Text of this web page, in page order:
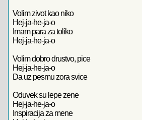
Volim zivot kao niko
Hej-ja-he-ja-o
Imam para za toliko
Hej-ja-he-ja-o
Volim dobro drustvo, pice
Hej-ja-he-ja-o
Da uz pesmu zora svice
Oduvek su lepe zene
Hej-ja-he-ja-o
Inspiracija za mene